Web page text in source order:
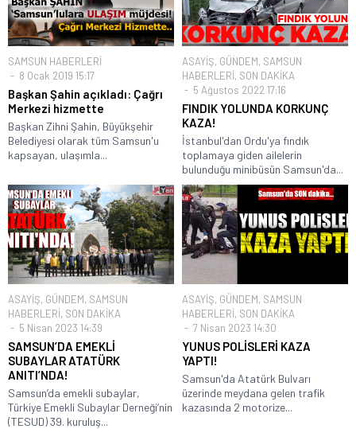
SAMSUN HABERLERİ
8 Ocak 2019 15:17
Başkan Şahin açıkladı: Çağrı
Merkezi hizmette
Başkan Zihni Şahin, Büyükşehir
Belediyesi olarak tüm Samsun'u
kapsayan, ulaşımla...
ASAYİŞ, GÜNDEM, SAMSUN
HABERLERİ, SON DAKİKA
5 Ağustos 2022 17:16
FINDIK YOLUNDA KORKUNÇ
KAZA!
İstanbul'dan Ordu'ya fındık
toplamaya giden ailelerin
bulunduğu minibüsün Samsun'da...
ASAYİŞ, GÜNDEM, SAMSUN
HABERLERİ, SON DAKİKA
5 Nisan 2023 14:39
SAMSUN’DA EMEKLİ
SUBAYLAR ATATÜRK
ANITI’NDA!
Samsun’da emekli subaylar,
Türkiye Emekli Subaylar Derneği’nin
(TESUD) 39. kuruluş...
ASAYİŞ, GÜNDEM, SAMSUN
HABERLERİ, SON DAKİKA
7 Nisan 2023 14:30
YUNUS POLİSLERİ KAZA
YAPTI!
Samsun'da Atatürk Bulvarı
üzerinde meydana gelen trafik
kazasında 2 motorize...